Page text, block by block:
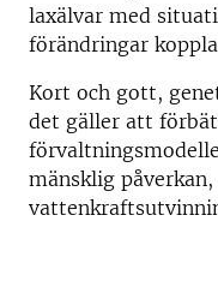
laxälvar med
förändringar
Kort och gott,
det gäller att
mänsklig